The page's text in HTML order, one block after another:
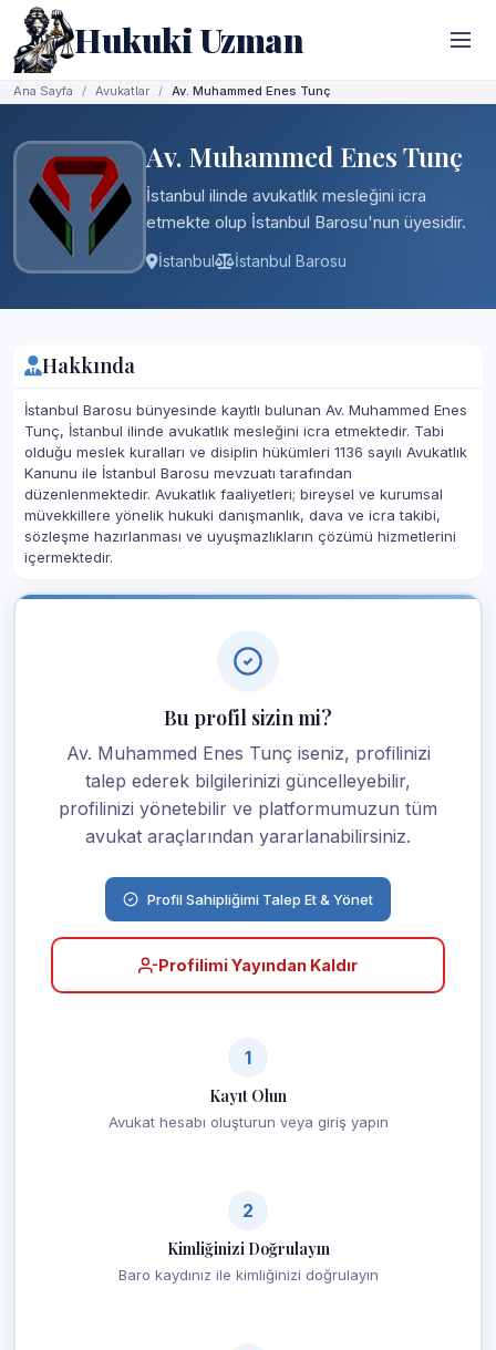
Hukuki Uzman
Ana Sayfa Avukatlar Av. Muhammed Enes Tunç
Av. Muhammed Enes Tunç
İstanbul ilinde avukatlık mesleğini icra
etmekte olup İstanbul Barosu'nun üyesidir.
İstanbul İstanbul Barosu
Hakkında
İstanbul Barosu bünyesinde kayıtlı bulunan Av. Muhammed Enes
Tunç, İstanbul ilinde avukatlık mesleğini icra etmektedir. Tabi
olduğu meslek kuralları ve disiplin hükümleri 1136 sayılı Avukatlık
Kanunu ile İstanbul Barosu mevzuatı tarafından
düzenlenmektedir. Avukatlık faaliyetleri; bireysel ve kurumsal
müvekkillere yönelik hukuki danışmanlık, dava ve icra takibi,
sözleşme hazırlanması ve uyuşmazlıkların çözümü hizmetlerini
içermektedir.
Bu profil sizin mi?
Av. Muhammed Enes Tunç iseniz, profilinizi
talep ederek bilgilerinizi güncelleyebilir,
profilinizi yönetebilir ve platformumuzun tüm
avukat araçlarından yararlanabilirsiniz.
Profil Sahipliğimi Talep Et & Yönet
Profilimi Yayından Kaldır
1
Kayıt Olun
Avukat hesabı oluşturun veya giriş yapın
2
Kimliğinizi Doğrulayın
Baro kaydınız ile kimliğinizi doğrulayın